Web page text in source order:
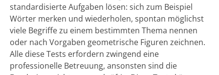
standardisierte Aufgaben lösen: sich zum Beispiel
Wörter merken und wiederholen, spontan möglichst
viele Begriffe zu einem bestimmten Thema nennen
oder nach Vorgaben geometrische Figuren zeichnen.
Alle diese Tests erfordern zwingend eine
professionelle Betreuung, ansonsten sind die